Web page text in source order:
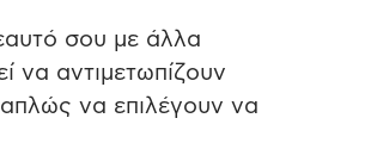
σου με άλλα
να αντιμετωπίζουν
να επιλέγουν να